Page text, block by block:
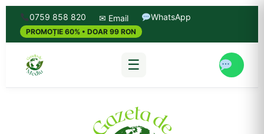
0759 858 820 ✉ Email WhatsApp
PROMOȚIE 60% • DOAR 99 RON
☰